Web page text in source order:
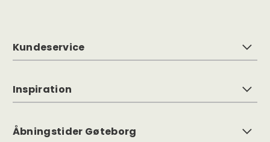
Kundeservice
Inspiration
Åbningstider Gøteborg